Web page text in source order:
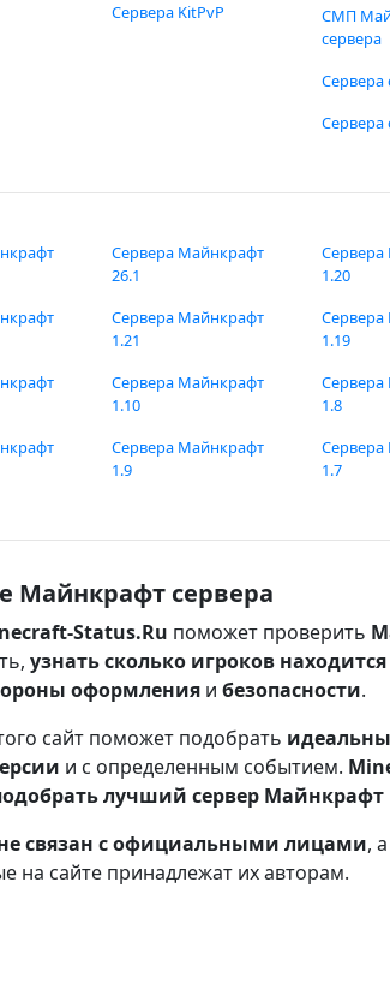
Сервера KitPvP
СМП
сервера
Сервера
Сервера
Сервера Майнкрафт
26.1
Сервера Майнкрафт
1.21
1.20
1.19
Сервера Майнкрафт
1.10
Сервера Майнкрафт
1.9
1.8
1.7
Майнкрафт сервера
Status.Ru поможет проверить
узнать сколько игроков
оформления и безопасности.
сайт поможет подобрать
и с определенным событием.
лучший сервер Майнкрафт
связан с официальными лицами,
на сайте принадлежат их авторам.